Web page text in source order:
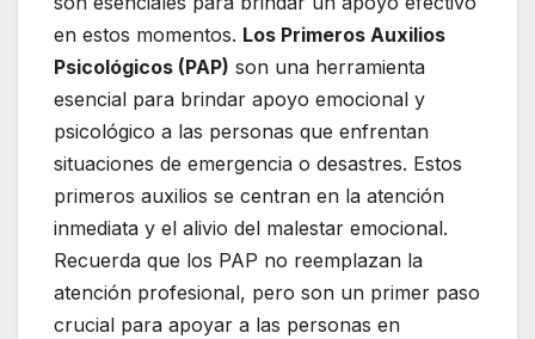
en estos momentos. Los Primeros Auxilios
Psicológicos (PAP) son una herramienta
esencial para brindar apoyo emocional y
psicológico a las personas que enfrentan
situaciones de emergencia o desastres. Estos
primeros auxilios se centran en la atención
inmediata y el alivio del malestar emocional.
Recuerda que los PAP no reemplazan la
atención profesional, pero son un primer paso
crucial para apoyar a las personas en